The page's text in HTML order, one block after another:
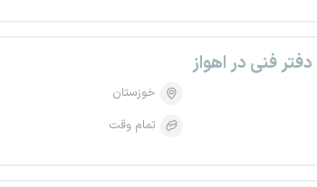
فنی در اهواز
خوزستان
تمام وقت